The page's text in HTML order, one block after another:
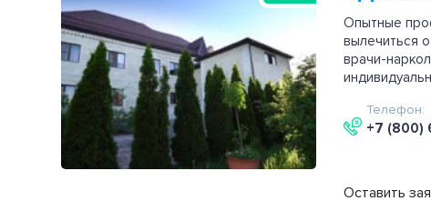
Опытные
вылечиться
врачи-
Телефон:
+7 (800)
Оставить